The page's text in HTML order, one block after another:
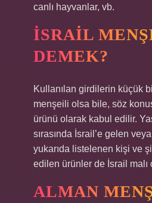
canlı hayvanlar, vb.
İSRAIL
DEMEK?
Kullanılan girdilerin küçük
menşeili olsa bile, söz
ürünü olarak kabul edilir.
sırasında İsrail’e gelen
yukarıda listelenen kişi ve
edilen ürünler de İsrail malı
ALMAN